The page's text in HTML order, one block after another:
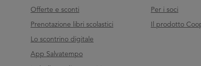
Offerte e sconti
Prenotazione libri scolastici
Lo scontrino digitale
App Salvatempo
Per i soci
Il prodotto